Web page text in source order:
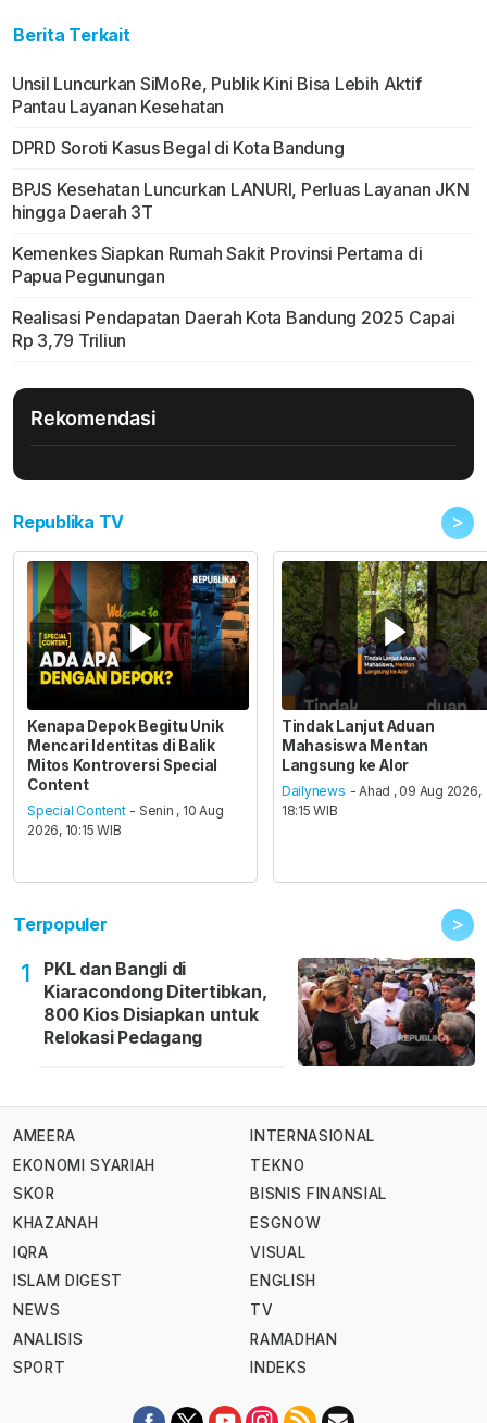
Berita Terkait
Unsil Luncurkan SiMoRe, Publik Kini Bisa Lebih Aktif
Pantau Layanan Kesehatan
DPRD Soroti Kasus Begal di Kota Bandung
BPJS Kesehatan Luncurkan LANURI, Perluas Layanan JKN
hingga Daerah 3T
Kemenkes Siapkan Rumah Sakit Provinsi Pertama di
Papua Pegunungan
Realisasi Pendapatan Daerah Kota Bandung 2025 Capai
Rp 3,79 Triliun
Rekomendasi
Republika TV >
Kenapa Depok Begitu Unik
Mencari Identitas di Balik
Mitos Kontroversi Special
Content
Special Content - Senin , 10 Aug
2026, 10:15 WIB
Tindak Lanjut Aduan
Mahasiswa Mentan
Langsung ke Alor
Dailynews - Ahad , 09 Aug 2026,
18:15 WIB
Terpopuler >
1
PKL dan Bangli di
Kiaracondong Ditertibkan,
800 Kios Disiapkan untuk
Relokasi Pedagang
AMEERA
EKONOMI SYARIAH
SKOR
KHAZANAH
IQRA
ISLAM DIGEST
NEWS
ANALISIS
SPORT
INTERNASIONAL
TEKNO
BISNIS FINANSIAL
ESGNOW
VISUAL
ENGLISH
TV
RAMADHAN
INDEKS